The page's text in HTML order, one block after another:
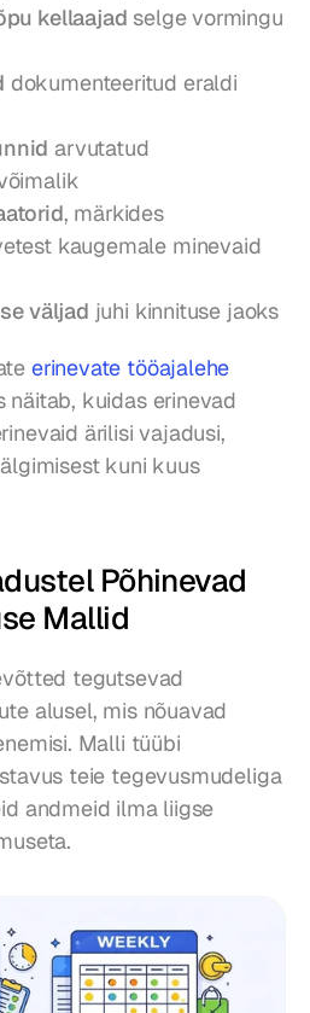
kellaajad selge vormingu
dokumenteeritud eraldi
arvutatud
, märkides
kaugemale minevaid
väljad juhi kinnituse jaoks
erinevate tööajalehe
kuidas erinevad
ärilisi vajadusi,
kuni kuus
Põhinevad
Mallid
tegutsevad
alusel, mis nõuavad
Malli tüübi
teie tegevusmudeliga
andmeid ilma liigse